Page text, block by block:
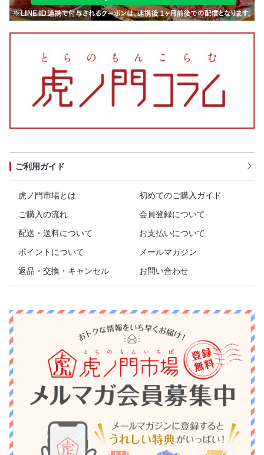
ご利用ガイド
虎ノ門市場とは
初めてのご購入ガイド
ご購入の流れ
会員登録について
配送・送料について
お支払いについて
ポイントについて
メールマガジン
返品・交換・キャンセル
お問い合わせ